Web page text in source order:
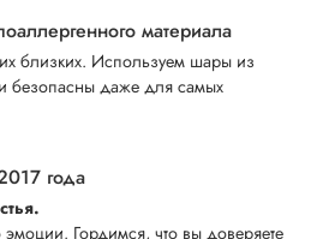
материала
близких. Используем шары из
безопасны даже для самых
года
Гордимся, что вы доверяете